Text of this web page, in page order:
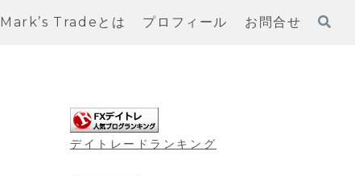
Mark’s Tradeとは プロフィール お問合せ
デイトレードランキング